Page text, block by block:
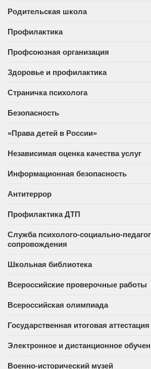
Родительская школа
Профилактика
Профсоюзная организация
Здоровье и профилактика
Страничка психолога
Безопасность
«Права детей в России»
Независимая оценка качества услуг
Информационная безопасность
Антитеррор
Профилактика ДТП
Служба психолого-социально-
сопровождения
Школьная библиотека
Всероссийские проверочные работы
Всероссийская олимпиада
Государственная итоговая аттестация
Электронное и дистанционное
Военно-исторический музей